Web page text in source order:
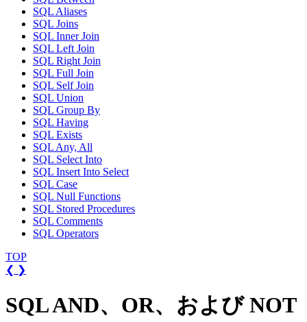
SQL Aliases
SQL Joins
SQL Inner Join
SQL Left Join
SQL Right Join
SQL Full Join
SQL Self Join
SQL Union
SQL Group By
SQL Having
SQL Exists
SQL Any, All
SQL Select Into
SQL Insert Into Select
SQL Case
SQL Null Functions
SQL Stored Procedures
SQL Comments
SQL Operators
TOP
❮ ❯
SQL AND、OR、および NOT